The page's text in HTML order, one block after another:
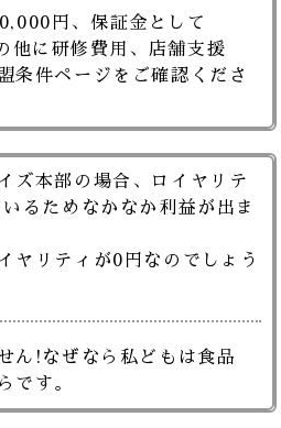
円、保証金として
他に研修費用、店舗支援
条件ページをご確認くださ
ズ本部の場合、ロイヤリテ
るためなかなか利益が出ま
ヤリティが0円なのでしょう
ん!なぜなら私どもは食品
です。